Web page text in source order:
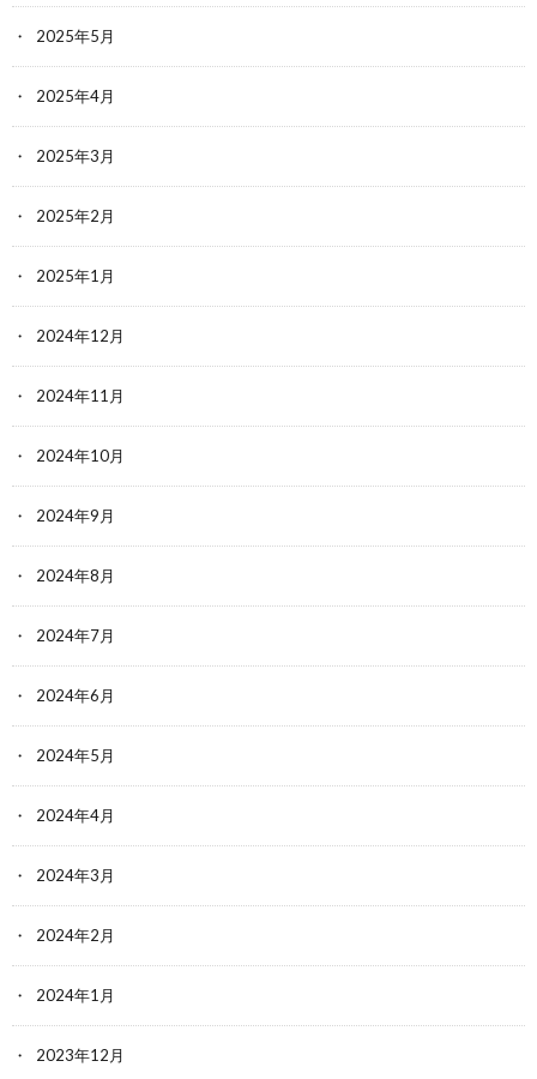
2025年5月
2025年4月
2025年3月
2025年2月
2025年1月
2024年12月
2024年11月
2024年10月
2024年9月
2024年8月
2024年7月
2024年6月
2024年5月
2024年4月
2024年3月
2024年2月
2024年1月
2023年12月